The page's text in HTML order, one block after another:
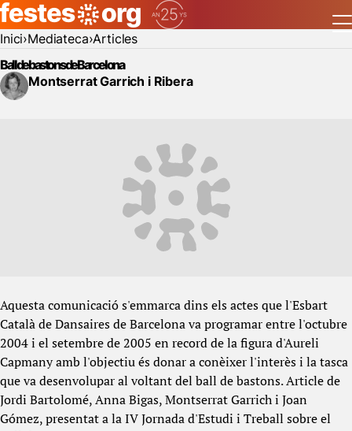
Inici Mediateca Articles
Ball de bastons de Barcelona
Montserrat Garrich i Ribera
Aquesta comunicació s'emmarca dins els actes que l'Esbart
Català de Dansaires de Barcelona va programar entre l'octubre
2004 i el setembre de 2005 en record de la figura d'Aureli
Capmany amb l'objectiu és donar a conèixer l'interès i la tasca
que va desenvolupar al voltant del ball de bastons. Article de
Jordi Bartolomé, Anna Bigas, Montserrat Garrich i Joan
Gómez, presentat a la IV Jornada d'Estudi i Treball sobre el